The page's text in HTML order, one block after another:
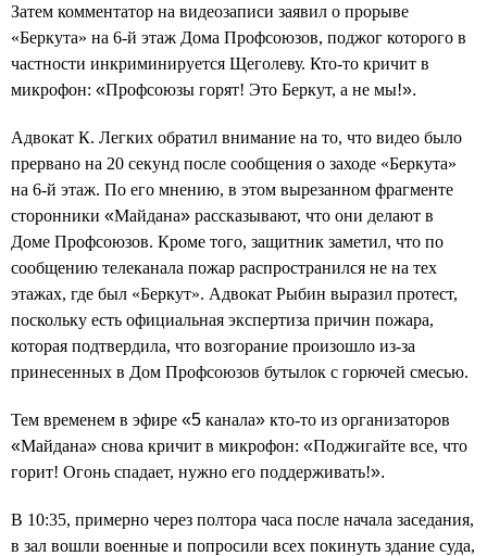
Затем комментатор на видеозаписи заявил о прорыве
«Беркута» на 6-й этаж Дома Профсоюзов, поджог которого в
частности инкриминируется Щеголеву. Кто-то кричит в
микрофон: «Профсоюзы горят! Это Беркут, а не мы!».
Адвокат К. Легких обратил внимание на то, что видео было
прервано на 20 секунд после сообщения о заходе «Беркута»
на 6-й этаж. По его мнению, в этом вырезанном фрагменте
сторонники «Майдана» рассказывают, что они делают в
Доме Профсоюзов. Кроме того, защитник заметил, что по
сообщению телеканала пожар распространился не на тех
этажах, где был «Беркут». Адвокат Рыбин выразил протест,
поскольку есть официальная экспертиза причин пожара,
которая подтвердила, что возгорание произошло из-за
принесенных в Дом Профсоюзов бутылок с горючей смесью.
Тем временем в эфире «5 канала» кто-то из организаторов
«Майдана» снова кричит в микрофон: «Поджигайте все, что
горит! Огонь спадает, нужно его поддерживать!».
В 10:35, примерно через полтора часа после начала заседания,
в зал вошли военные и попросили всех покинуть здание суда,